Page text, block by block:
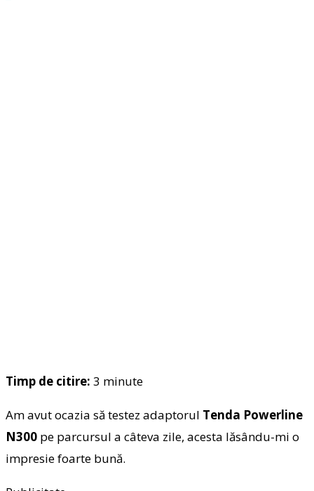
Timp de citire: 3 minute
Am avut ocazia să testez adaptorul Tenda Powerline
N300 pe parcursul a câteva zile, acesta lăsându-mi o
impresie foarte bună.